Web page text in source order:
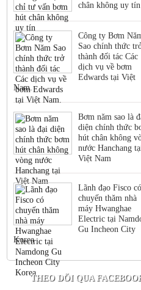
chân không uy tín
Công ty Bơm
Sao chính thức
thành đối tác Các
dịch vụ về bơm
Edwards tại Việt
Nam.
Bơm năm sao là
diện chính thức
hút chân không
nước Hanchang
Việt Nam
Lãnh đạo Fisco có
chuyến thăm nhà
máy Hwanghae
Electric tại
Gu Incheon City
Korea
THEO DÕI QUA